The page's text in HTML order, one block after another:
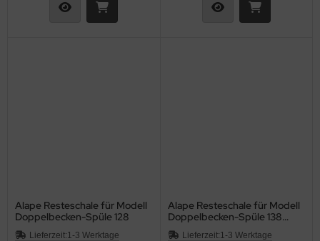
Alape Resteschale für Modell
Doppelbecken-Spüle 128
Lieferzeit:1-3 Werktage
Alape Resteschale für Modell
Doppelbecken-Spüle 138
Geschirrkorb
Lieferzeit:1-3 Werktage